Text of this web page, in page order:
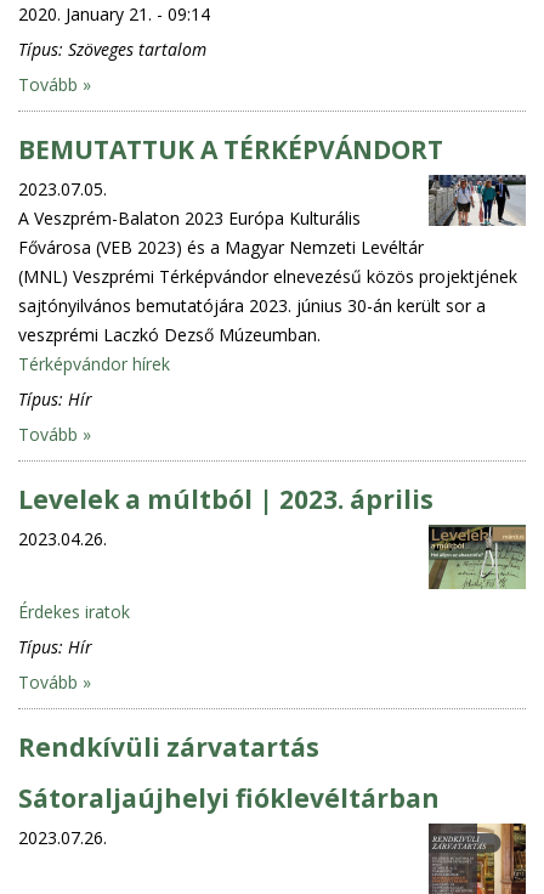
2020. January 21. - 09:14
Típus: Szöveges tartalom
Tovább »
BEMUTATTUK A TÉRKÉPVÁNDORT
2023.07.05.
A Veszprém-Balaton 2023 Európa Kulturális
Fővárosa (VEB 2023) és a Magyar Nemzeti Levéltár
(MNL) Veszprémi Térképvándor elnevezésű közös projektjének
sajtónyilvános bemutatójára 2023. június 30-án került sor a
veszprémi Laczkó Dezső Múzeumban.
Térképvándor hírek
Típus: Hír
Tovább »
Levelek a múltból | 2023. április
2023.04.26.
Érdekes iratok
Típus: Hír
Tovább »
Rendkívüli zárvatartás
Sátoraljaújhelyi fióklevéltárban
2023.07.26.